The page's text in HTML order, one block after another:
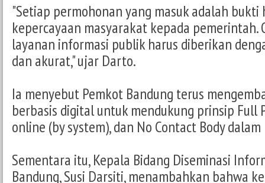
"Setiap permohonan yang masuk adalah bukti
kepercayaan masyarakat kepada pemerintah.
layanan informasi publik harus diberikan
dan akurat," ujar Darto.
Ia menyebut Pemkot Bandung terus
berbasis digital untuk mendukung prinsip Full
online (by system), dan No Contact Body
Sementara itu, Kepala Bidang Diseminasi
Bandung, Susi Darsiti, menambahkan bahwa